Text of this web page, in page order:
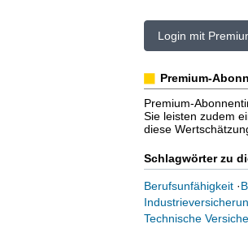
Login mit
Premium-
Premium-
Sie leisten zudem
diese
Schlagwörter zu
Berufsunfähigkeit·
Technische